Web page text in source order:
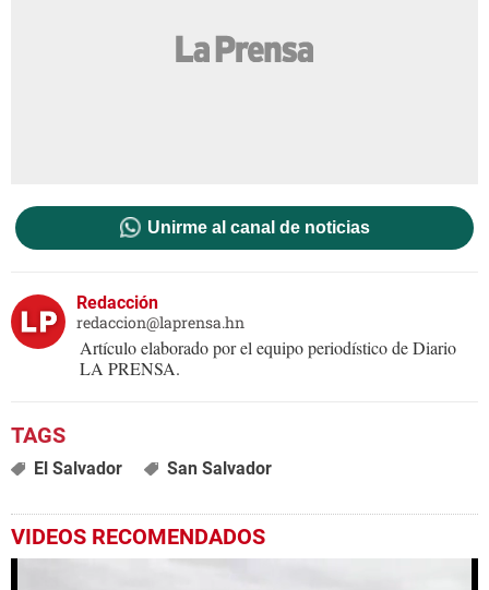
Unirme al canal de noticias
Redacción
redaccion@laprensa.hn
Artículo elaborado por el equipo periodístico de Diario
LA PRENSA.
El Salvador San Salvador
VIDEOS RECOMENDADOS